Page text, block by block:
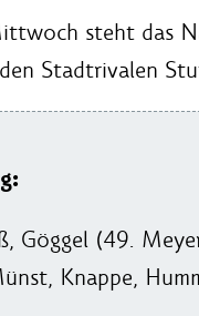
steht das
Stadtrivalen
Göggel (49.
Knappe,